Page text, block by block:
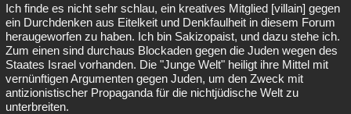
Ich finde es nicht sehr schlau, ein kreatives Mitglied [villain] gegen
ein Durchdenken aus Eitelkeit und Denkfaulheit in diesem Forum
heraugeworfen zu haben. Ich bin Sakizopaist, und dazu stehe ich.
Zum einen sind durchaus Blockaden gegen die Juden wegen des
Staates Israel vorhanden. Die "Junge Welt" heiligt ihre Mittel mit
vernünftigen Argumenten gegen Juden, um den Zweck mit
antizionistischer Propaganda für die nichtjüdische Welt zu
unterbreiten.